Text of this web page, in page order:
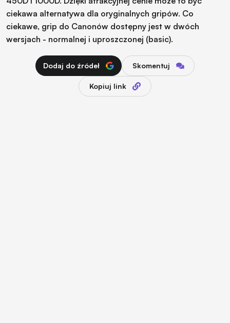
ciekawa alternatywa dla oryginalnych gripów. Co
ciekawe, grip do Canonów dostępny jest w dwóch
wersjach - normalnej i uproszczonej (basic).
Dodaj do źródeł Skomentuj
Kopiuj link